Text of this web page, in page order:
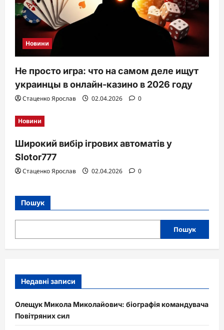
Новини
Не просто игра: что на самом деле ищут
украинцы в онлайн-казино в 2026 году
Стаценко Ярослав 02.04.2026 0
Новини
Широкий вибір ігрових автоматів у
Slotor777
Стаценко Ярослав 02.04.2026 0
Пошук
Пошук
Недавні записи
Олещук Микола Миколайович: біографія командувача
Повітряних сил